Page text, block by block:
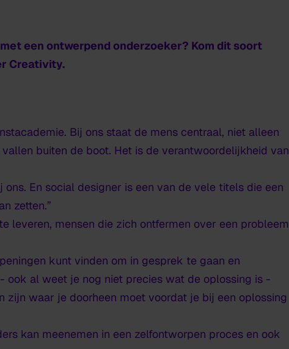
een ontwerpend onderzoeker? Kom dit soort
Creativity.
Bij ons staat de mens centraal, niet alleen
buiten de boot. Het is de verantwoordelijkheid van
En social designer is een van de vele titels die een
zetten.”
leveren, mensen die zich ontfermen over een probleem
kunt vinden om in gesprek te gaan en
ook al weet je nog niet precies wat de oplossing is -
waar je doorheen moet voordat je bij een oplossing
kan meenemen in een zelfontworpen proces en ook